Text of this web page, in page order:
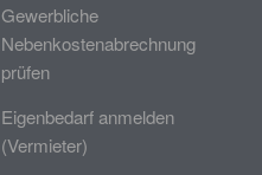
Gewerbliche
Nebenkostenabrechnung
prüfen
Eigenbedarf anmelden
(Vermieter)